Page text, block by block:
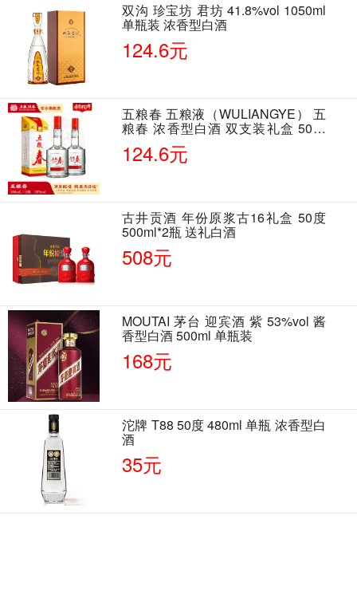
双沟 珍宝坊 君坊 41.8%vol 1050ml
单瓶装 浓香型白酒
124.6元
五粮春 五粮液（WULIANGYE） 五
粮春 浓香型白酒 双支装礼盒 50度
500ml*2瓶 含酒具
124.6元
古井贡酒 年份原浆古16礼盒 50度
500ml*2瓶 送礼白酒
508元
MOUTAI 茅台 迎宾酒 紫 53%vol 酱
香型白酒 500ml 单瓶装
168元
沱牌 T88 50度 480ml 单瓶 浓香型白
酒
35元